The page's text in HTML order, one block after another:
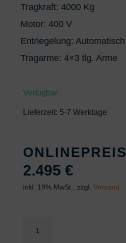
Tragkraft: 4000 Kg
Motor: 400 V
Entriegelung: Automatisch
Tragarme: 4×3 tlg. Arme
Verfügbar
Lieferzeit: 5-7 Werktage
ONLINEPREIS
2.495€
inkl. 19% MwSt., zzgl.Versand
Säulen